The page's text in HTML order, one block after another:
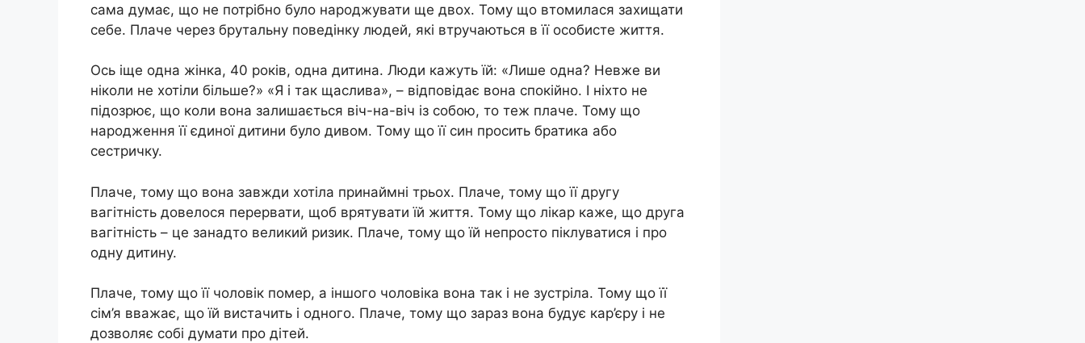
сама думає, що не потрібно було народжувати ще двох. Тому що втомилася захищати
себе. Плаче через брутальну поведінку людей, які втручаються в її особисте життя.
Ось іще одна жінка, 40 років, одна дитина. Люди кажуть їй: «Лише одна? Невже ви
ніколи не хотіли більше?» «Я і так щаслива», – відповідає вона спокійно. І ніхто не
підозрює, що коли вона залишається віч-на-віч із собою, то теж плаче. Тому що
народження її єдиної дитини було дивом. Тому що її син просить братика або
сестричку.
Плаче, тому що вона завжди хотіла принаймні трьох. Плаче, тому що її другу
вагітність довелося перервати, щоб врятувати їй життя. Тому що лікар каже, що друга
вагітність – це занадто великий ризик. Плаче, тому що їй непросто піклуватися і про
одну дитину.
Плаче, тому що її чоловік помер, а іншого чоловіка вона так і не зустріла. Тому що її
сім’я вважає, що їй вистачить і одного. Плаче, тому що зараз вона будує кар’єру і не
дозволяє собі думати про дітей.